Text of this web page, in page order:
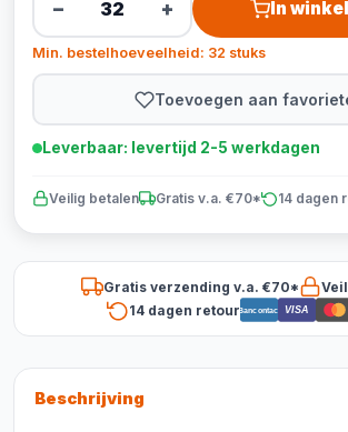
− + In
Min. bestelhoeveelheid: 32 stuks
Toevoegen aan
Leverbaar: levertijd 2-5 werkdagen
Veilig betalen Gratis v.a. €70* 14 dagen
Gratis verzending v.a. €70*
14 dagen retourBancontact VISA
Beschrijving